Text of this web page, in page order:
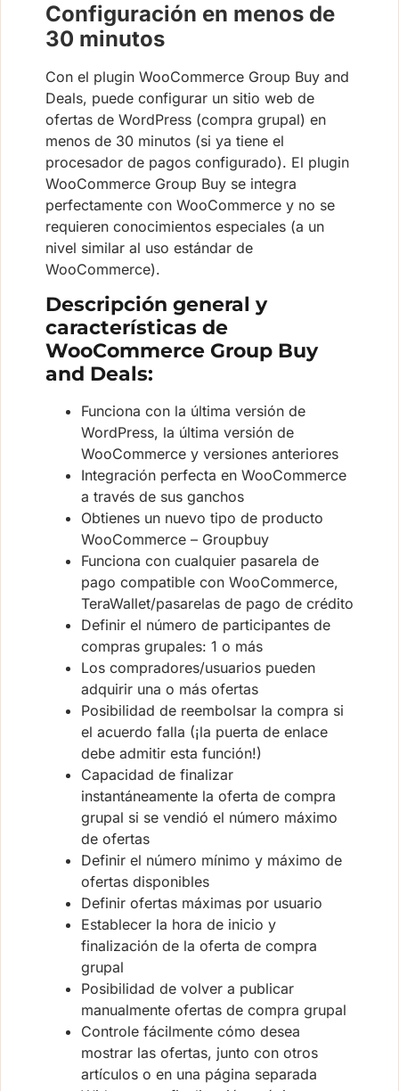
Configuración en menos de
30 minutos
Con el plugin WooCommerce Group Buy and
Deals, puede configurar un sitio web de
ofertas de WordPress (compra grupal) en
menos de 30 minutos (si ya tiene el
procesador de pagos configurado). El plugin
WooCommerce Group Buy se integra
perfectamente con WooCommerce y no se
requieren conocimientos especiales (a un
nivel similar al uso estándar de
WooCommerce).
Descripción general y
características de
WooCommerce Group Buy
and Deals:
Funciona con la última versión de
WordPress, la última versión de
WooCommerce y versiones anteriores
Integración perfecta en WooCommerce
a través de sus ganchos
Obtienes un nuevo tipo de producto
WooCommerce – Groupbuy
Funciona con cualquier pasarela de
pago compatible con WooCommerce,
TeraWallet/pasarelas de pago de crédito
Definir el número de participantes de
compras grupales: 1 o más
Los compradores/usuarios pueden
adquirir una o más ofertas
Posibilidad de reembolsar la compra si
el acuerdo falla (¡la puerta de enlace
debe admitir esta función!)
Capacidad de finalizar
instantáneamente la oferta de compra
grupal si se vendió el número máximo
de ofertas
Definir el número mínimo y máximo de
ofertas disponibles
Definir ofertas máximas por usuario
Establecer la hora de inicio y
finalización de la oferta de compra
grupal
Posibilidad de volver a publicar
manualmente ofertas de compra grupal
Controle fácilmente cómo desea
mostrar las ofertas, junto con otros
artículos o en una página separada